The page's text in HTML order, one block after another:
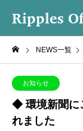
Ripples
NEWS一覧
お知らせ
◆ 環境新聞に
れました